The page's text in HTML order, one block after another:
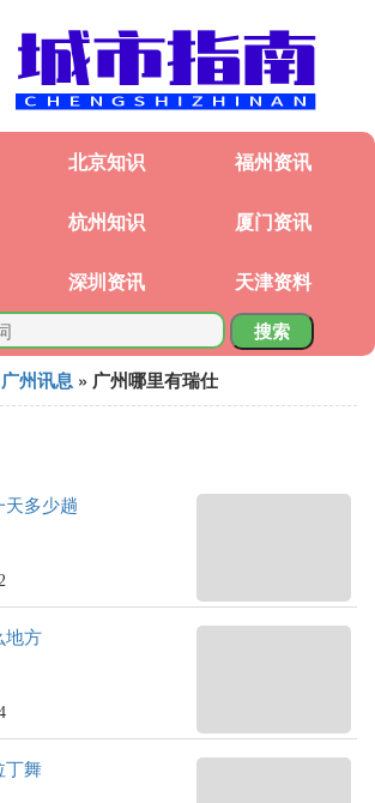
北京知识 福州资讯
杭州知识 厦门资讯
深圳资讯 天津资料
搜索
广州讯息 » 广州哪里有瑞仕
天多少趟
地方
丁舞